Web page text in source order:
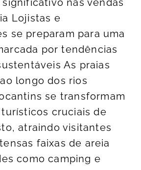
nas vendas
Lojistas e
se preparam para uma
por tendências
As praias
longo dos rios
se transformam
cruciais de
atraindo visitantes
faixas de areia
como camping e